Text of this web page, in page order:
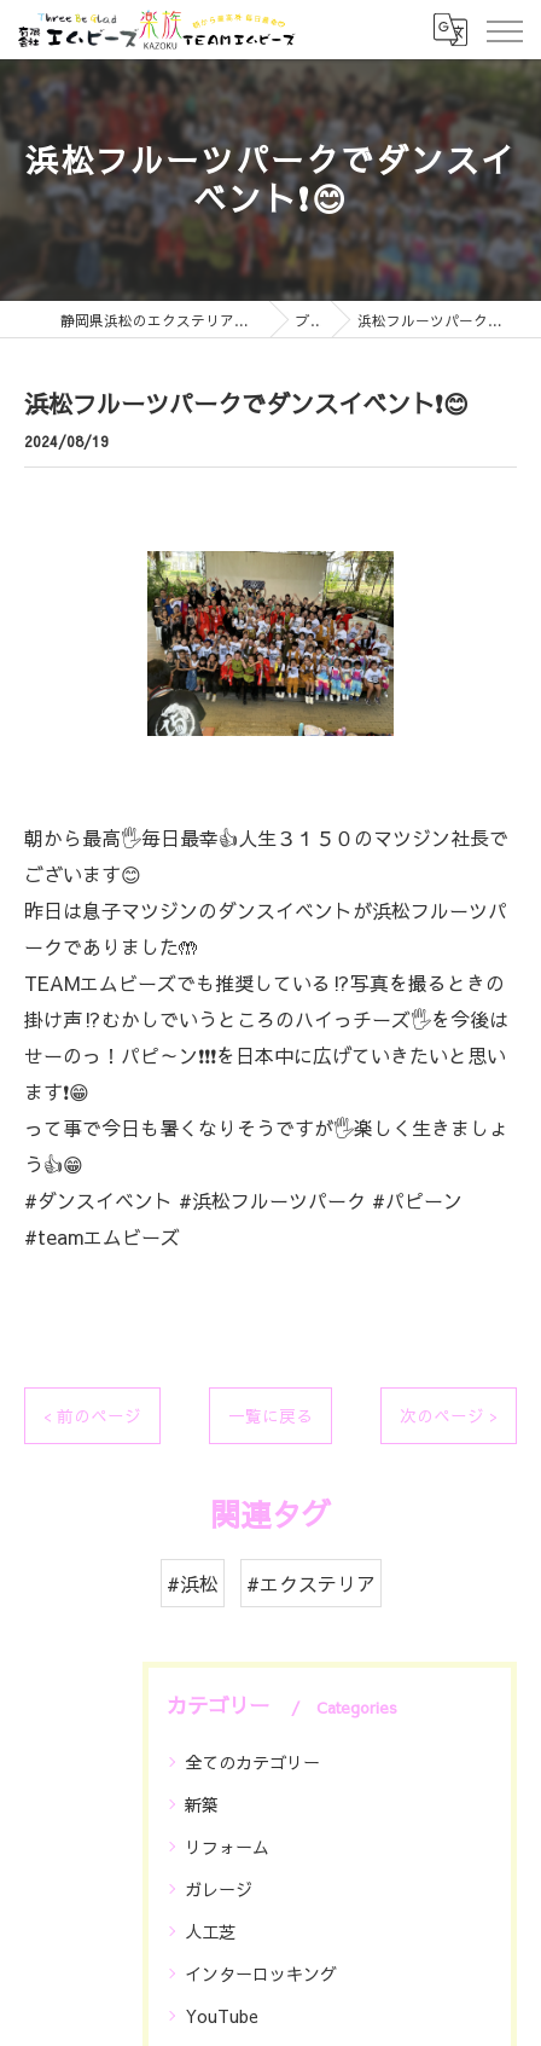
浜松フルーツパークでダンスイ
ベント❗😊
静岡県浜松のエクステリアなら有限会社エムビーズ ブログ 浜松フルーツパークでダンスイベント❗😊
浜松フルーツパークでダンスイベント❗😊
2024/08/19
朝から最高🖐️毎日最幸👍人生３１５０のマツジン社長で
ございます😊
昨日は息子マツジンのダンスイベントが浜松フルーツパ
ークでありました🤲
TEAMエムビーズでも推奨している⁉️写真を撮るときの
掛け声⁉️むかしでいうところのハイっチーズ🖐️を今後は
せーのっ！パピ～ン❗❗❗を日本中に広げていきたいと思い
ます❗😁
って事で今日も暑くなりそうですが🖐️楽しく生きましょ
う👍😁
#ダンスイベント #浜松フルーツパーク #パピーン
#teamエムビーズ
< 前のページ 一覧に戻る 次のページ >
関連タグ
#浜松 #エクステリア
カテゴリー Categories
全てのカテゴリー
新築
リフォーム
ガレージ
人工芝
インターロッキング
YouTube